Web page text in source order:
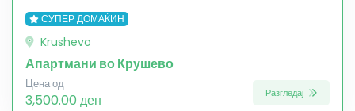
СУПЕР ДОМАЌИН
Krushevo
Апартмани во Крушево
Цена од
3,500.00 ден Разгледај